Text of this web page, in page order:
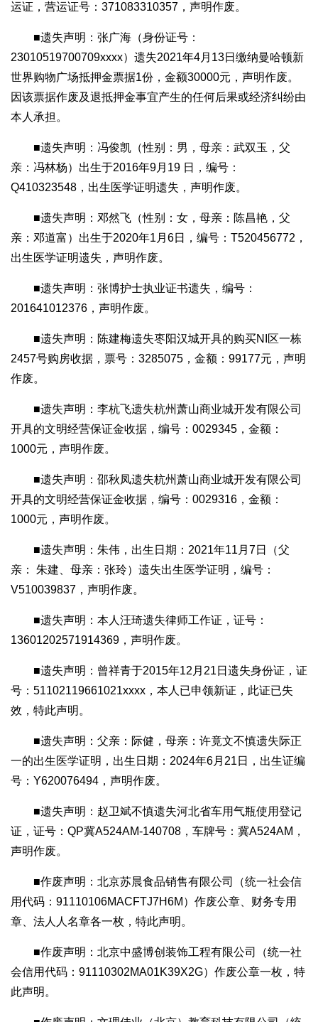
运证，营运证号：371083310357，声明作废。
■遗失声明：张广海（身份证号：
23010519700709xxxx）遗失2021年4月13日缴纳曼哈顿新
世界购物广场抵押金票据1份，金额30000元，声明作废。
因该票据作废及退抵押金事宜产生的任何后果或经济纠纷由
本人承担。
■遗失声明：冯俊凯（性别：男，母亲：武双玉，父
亲：冯林杨）出生于2016年9月19 日，编号：
Q410323548，出生医学证明遗失，声明作废。
■遗失声明：邓然飞（性别：女，母亲：陈昌艳，父
亲：邓道富）出生于2020年1月6日，编号：T520456772，
出生医学证明遗失，声明作废。
■遗失声明：张博护士执业证书遗失，编号：
201641012376，声明作废。
■遗失声明：陈建梅遗失枣阳汉城开具的购买NI区一栋
2457号购房收据，票号：3285075，金额：99177元，声明
作废。
■遗失声明：李杭飞遗失杭州萧山商业城开发有限公司
开具的文明经营保证金收据，编号：0029345，金额：
1000元，声明作废。
■遗失声明：邵秋凤遗失杭州萧山商业城开发有限公司
开具的文明经营保证金收据，编号：0029316，金额：
1000元，声明作废。
■遗失声明：朱伟，出生日期：2021年11月7日（父
亲： 朱建、母亲：张玲）遗失出生医学证明，编号：
V510039837，声明作废。
■遗失声明：本人汪琦遗失律师工作证，证号：
13601202571914369，声明作废。
■遗失声明：曾祥青于2015年12月21日遗失身份证，证
号：51102119661021xxxx，本人已申领新证，此证已失
效，特此声明。
■遗失声明：父亲：际健，母亲：许竟文不慎遗失际正
一的出生医学证明，出生日期：2024年6月21日，出生证编
号：Y620076494，声明作废。
■遗失声明：赵卫斌不慎遗失河北省车用气瓶使用登记
证，证号：QP冀A524AM-140708，车牌号：冀A524AM，
声明作废。
■作废声明：北京苏晨食品销售有限公司（统一社会信
用代码：91110106MACFTJ7H6M）作废公章、财务专用
章、法人人名章各一枚，特此声明。
■作废声明：北京中盛博创装饰工程有限公司（统一社
会信用代码：91110302MA01K39X2G）作废公章一枚，特
此声明。